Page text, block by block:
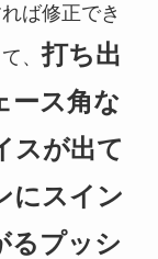
ば修正でき
、打ち出
ース角な
スが出て
にスイン
るプッシ